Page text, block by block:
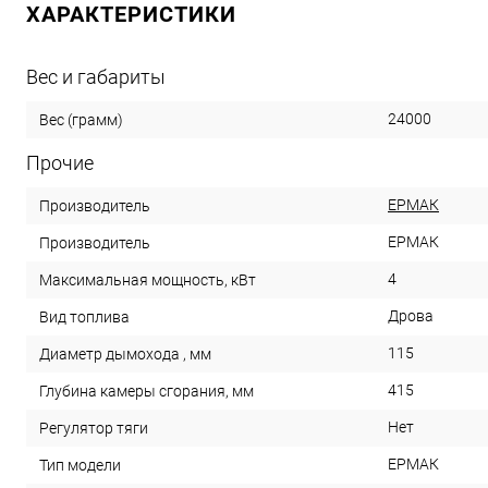
ХАРАКТЕРИСТИКИ
Вес и габариты
Вес (грамм) 24000
Прочие
Производитель ЕРМАК
Производитель ЕРМАК
Максимальная мощность, кВт 4
Вид топлива Дрова
Диаметр дымохода , мм 115
Глубина камеры сгорания, мм 415
Регулятор тяги Нет
Тип модели ЕРМАК